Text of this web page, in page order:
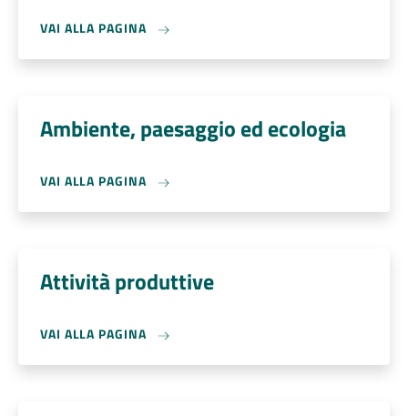
VAI ALLA PAGINA
Ambiente, paesaggio ed ecologia
VAI ALLA PAGINA
Attività produttive
VAI ALLA PAGINA